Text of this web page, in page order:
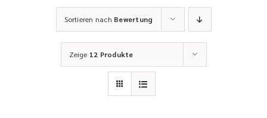
Sortieren nach Bewertung
Zeige 12 Produkte